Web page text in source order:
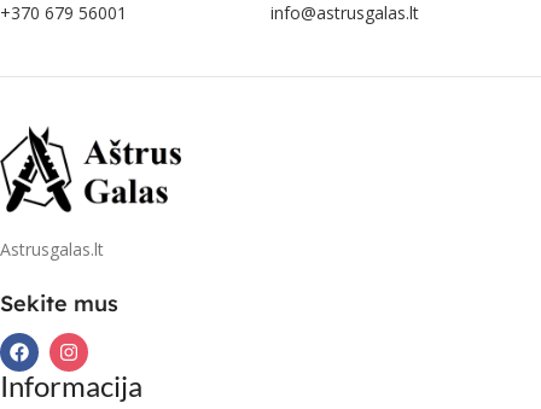
+370 679 56001 info@astrusgalas.lt
Astrusgalas.lt
Sekite mus
Informacija